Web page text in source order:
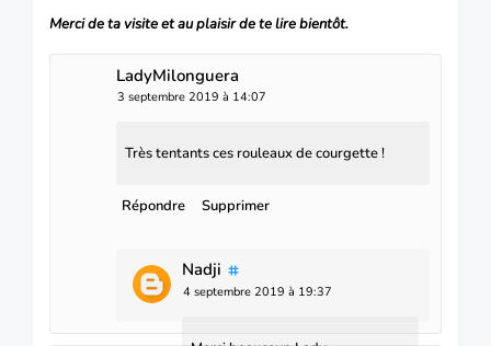
Merci de ta visite et au plaisir de te lire bientôt.
LadyMilonguera
3 septembre 2019 à 14:07
Très tentants ces rouleaux de courgette !
Répondre Supprimer
Nadji
4 septembre 2019 à 19:37